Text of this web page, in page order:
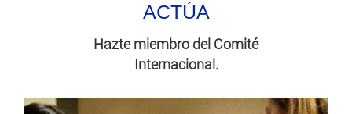
ACTÚA
Hazte miembro del Comité
Internacional.